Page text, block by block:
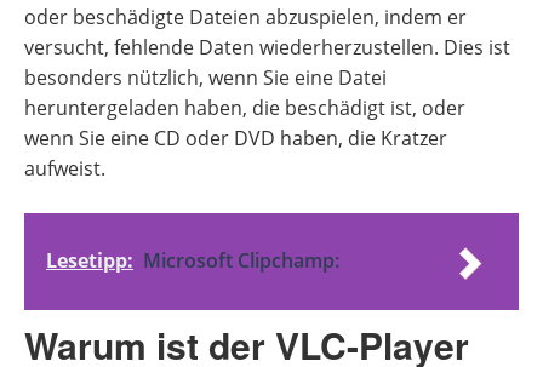
oder beschädigte Dateien abzuspielen, indem er
versucht, fehlende Daten wiederherzustellen. Dies ist
besonders nützlich, wenn Sie eine Datei
heruntergeladen haben, die beschädigt ist, oder
wenn Sie eine CD oder DVD haben, die Kratzer
aufweist.
Lesetipp: Microsoft Clipchamp:
Warum ist der VLC-Player